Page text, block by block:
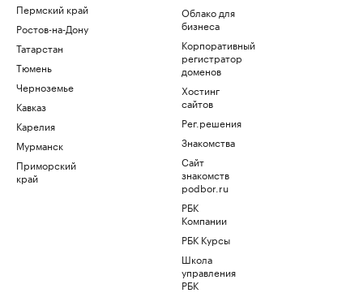
Пермский край
Ростов-на-Дону
Татарстан
Тюмень
Черноземье
Кавказ
Карелия
Мурманск
Приморский
край
Облако для
бизнеса
Корпоративный
регистратор
доменов
Хостинг
сайтов
Рег.решения
Знакомства
Сайт
знакомств
podbor.ru
РБК
Компании
РБК Курсы
Школа
управления
РБК